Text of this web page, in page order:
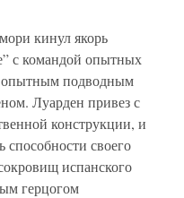
кинул якорь
с командой опытных
опытным подводным
Луарден привез с
конструкции, и
способности своего
испанского
герцогом